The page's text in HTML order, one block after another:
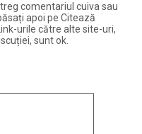
comentariul cuiva sau
apoi pe Citează
urile către alte site-uri,
sunt ok.